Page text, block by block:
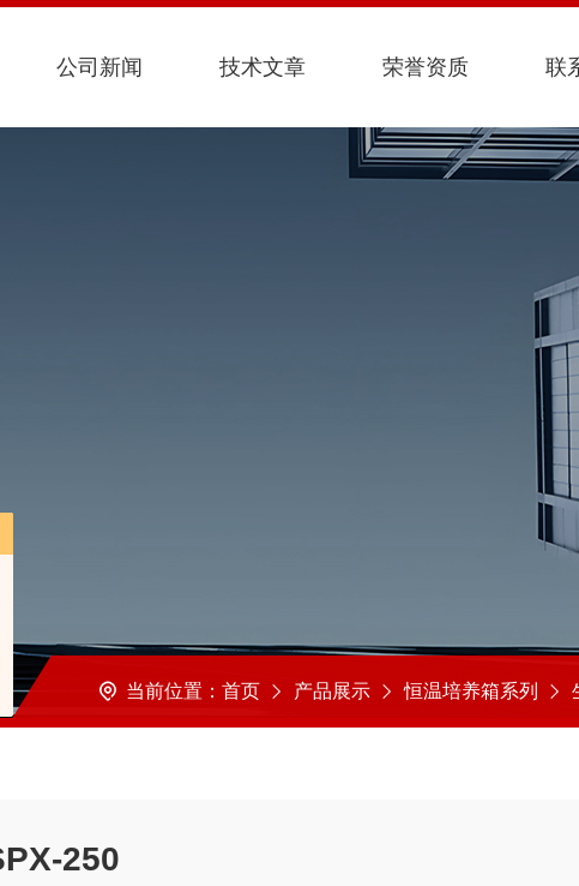
公司新闻 技术文章 荣誉资质 联
当前位置： 首页 产品展示 恒温培养箱系列 生
250